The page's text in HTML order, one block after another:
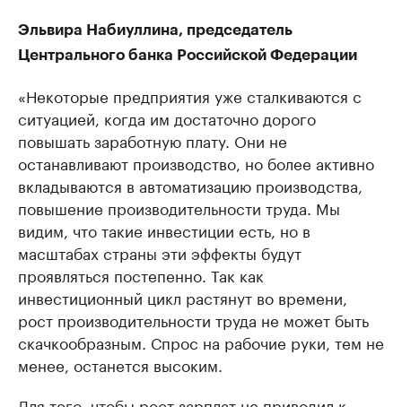
Эльвира Набиуллина, председатель
Центрального банка Российской Федерации
«Некоторые предприятия уже сталкиваются с
ситуацией, когда им достаточно дорого
повышать заработную плату. Они не
останавливают производство, но более активно
вкладываются в автоматизацию производства,
повышение производительности труда. Мы
видим, что такие инвестиции есть, но в
масштабах страны эти эффекты будут
проявляться постепенно. Так как
инвестиционный цикл растянут во времени,
рост производительности труда не может быть
скачкообразным. Спрос на рабочие руки, тем не
менее, останется высоким.